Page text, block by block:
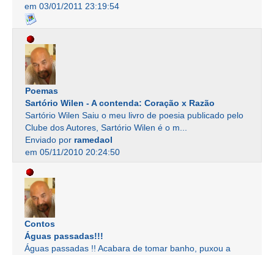
em 03/01/2011 23:19:54
Poemas
Sartório Wilen - A contenda: Coração x Razão
Sartório Wilen Saiu o meu livro de poesia publicado pelo
Clube dos Autores, Sartório Wilen é o m...
Enviado por ramedaol
em 05/11/2010 20:24:50
Contos
Águas passadas!!!
Águas passadas !! Acabara de tomar banho, puxou a